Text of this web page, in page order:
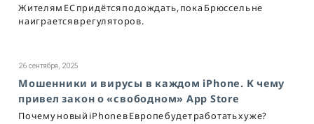
Жителям ЕС придётся подождать, пока Брюссель не
наиграется в регуляторов.
26 сентября, 2025
Мошенники и вирусы в каждом iPhone. К чему
привел закон о «свободном» App Store
Почему новый iPhone в Европе будет работать хуже?